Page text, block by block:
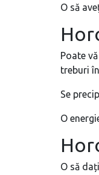
O să
Poate
treburi
Se
O
O să